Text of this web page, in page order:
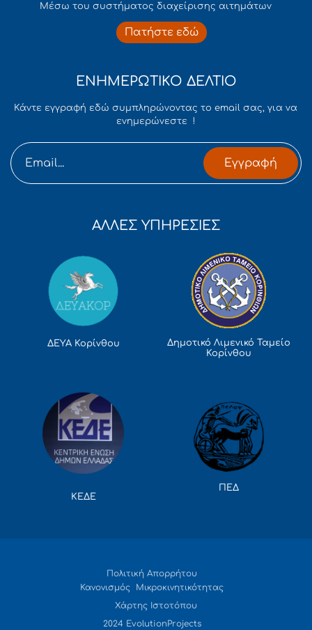
Mέσω του συστήματος διαχείρισης αιτημάτων
Πατήστε εδώ
ΕΝΗΜΕΡΩΤΙΚΟ ΔΕΛΤΙΟ
Κάντε εγγραφή εδώ συμπληρώνοντας το email σας, για να
ενημερώνεστε !
Εγγραφή
ΑΛΛΕΣ ΥΠΗΡΕΣΙΕΣ
ΔΕΥΑ Κορίνθου
Δημοτικό Λιμενικό Ταμείο
Κορίνθου
ΚΕΔΕ
ΠΕΔ
Πολιτική Απορρήτου
Κανονισμός Μικροκινητικότητας
Χάρτης Ιστοτόπου
2024 EvolutionProjects